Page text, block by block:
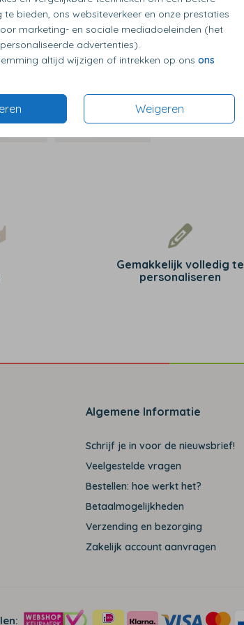
te bieden, ons websiteverkeer en onze prestaties
marketing- en sociale mediadoeleinden (het
advertenties).
altijd wijzigen of intrekken op ons ons
Weigeren
Gemakkelijk volledig te
personaliseren
Algemene Informatie
Schrijf je in voor de nieuwsbrief!
Veelgestelde vragen
Bestellen: hoe werkt het?
Betaalmogelijkheden
Verzending en bezorging
Zakelijk account aanvragen